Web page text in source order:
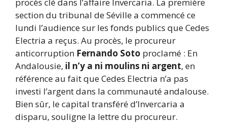
section du tribunal de Séville a commencé ce
lundi l’audience sur les fonds publics que Cedes
Electria a reçus. Au procès, le procureur
anticorruption Fernando Soto proclamé : En
Andalousie, il n’y a ni moulins ni argent, en
référence au fait que Cedes Electria n’a pas
investi l’argent dans la communauté andalouse.
Bien sûr, le capital transféré d’Invercaria a
disparu, souligne la lettre du procureur.